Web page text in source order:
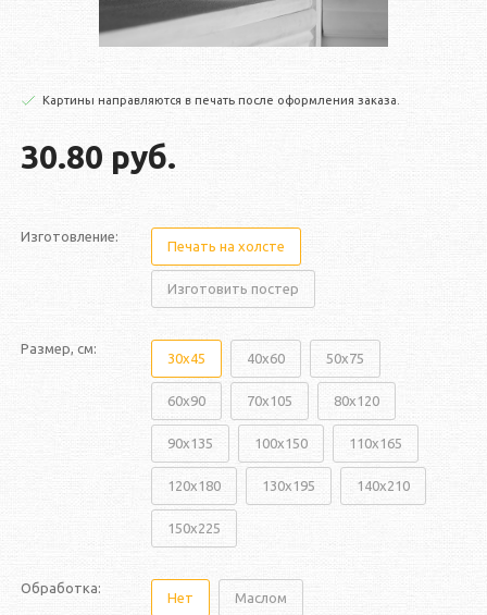
Картины направляются в печать после оформления заказа.
30.80 руб.
Изготовление:
Печать на холсте
Изготовить постер
Размер, см:
30x45 40x60 50x75
60x90 70x105 80x120
90x135 100x150 110x165
120x180 130x195 140x210
150x225
Обработка:
Нет Маслом